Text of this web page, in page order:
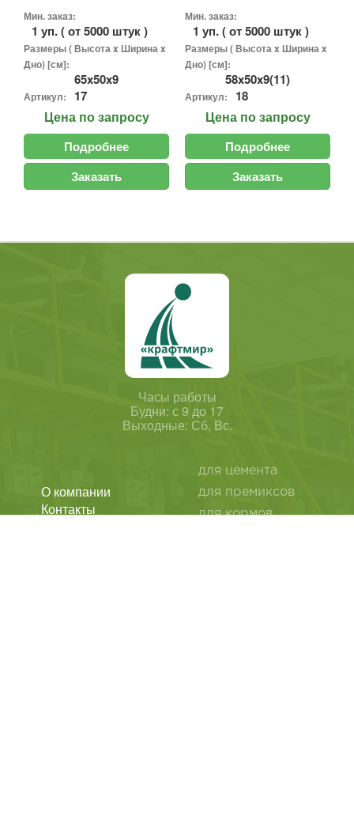
Мин. заказ:
1 уп. ( от 5000 штук )
Размеры ( Высота x Ширина x
Дно) [см]:
65x50x9
Артикул: 17
Цена по запросу
Подробнее
Заказать
Мин. заказ:
1 уп. ( от 5000 штук )
Размеры ( Высота x Ширина x
Дно) [см]:
58x50x9(11)
Артикул: 18
Цена по запросу
Подробнее
Заказать
Часы работы
Будни: с 9 до 17
Выходные: Сб, Вс.
О компании
Контакты
для цемента
для премиксов
для кормов